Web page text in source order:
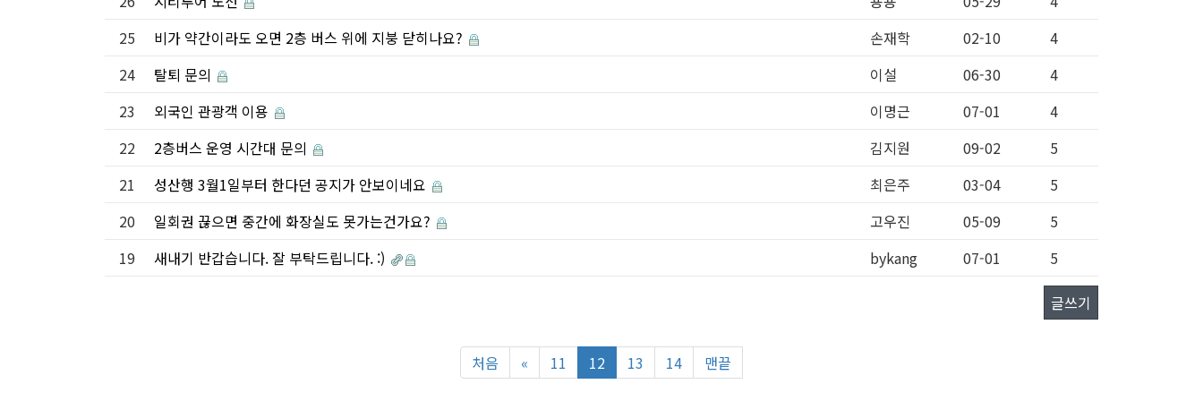
25
비가 약간이라도 오면 2층 버스 위에 지붕 닫히나요? 손재학 02-10
4
24
탈퇴 문의 이설 06-30
4
23
외국인 관광객 이용 이명근 07-01
4
22
2층버스 운영 시간대 문의 김지원 09-02
5
21
성산행 3월1일부터 한다던 공지가 안보이네요 최은주 03-04
5
20
일회권 끊으면 중간에 화장실도 못가는건가요? 고우진 05-09
5
19
새내기 반갑습니다. 잘 부탁드립니다. :) bykang 07-01 5
글쓰기
처음 « 11 12 13 14 맨끝